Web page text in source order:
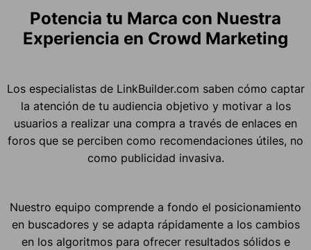
Potencia tu Marca con Nuestra
Experiencia en Crowd Marketing
Los especialistas de LinkBuilder.com saben cómo captar
la atención de tu audiencia objetivo y motivar a los
usuarios a realizar una compra a través de enlaces en
foros que se perciben como recomendaciones útiles, no
como publicidad invasiva.
Nuestro equipo comprende a fondo el posicionamiento
en buscadores y se adapta rápidamente a los cambios
en los algoritmos para ofrecer resultados sólidos e